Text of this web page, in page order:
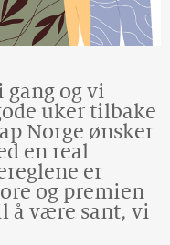
gang og vi
uker tilbake
Norge ønsker
en real
er
og premien
å være sant, vi